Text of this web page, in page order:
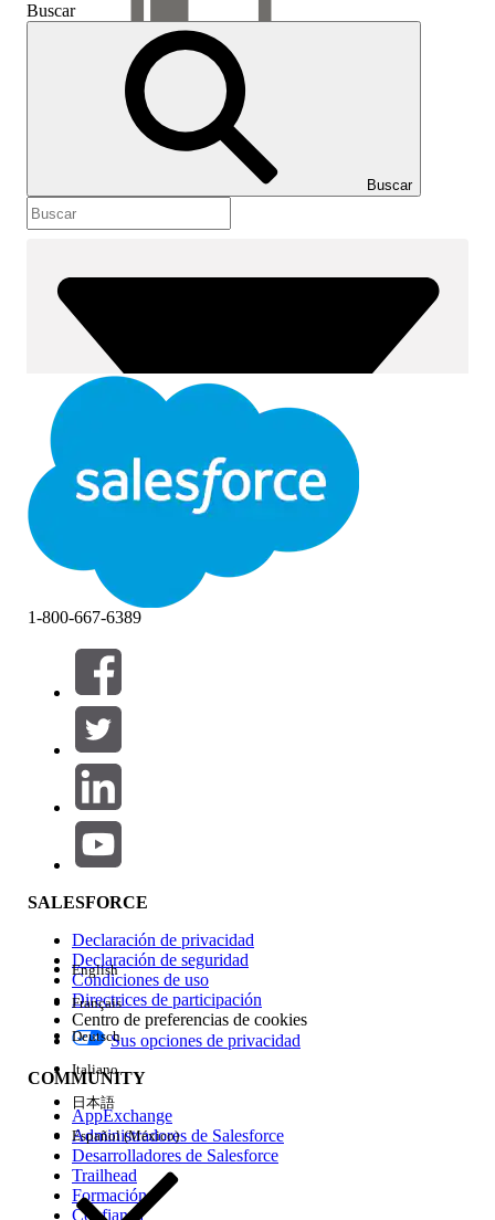
Mostrar índice de
materias
Índice de materias
Buscar
Buscar
Filtros (0)
SELECCIONAR FILTROS
Área de productos
Repercusión de función
Edición
Experiencia
1-800-667-6389
SALESFORCE
Declaración de privacidad
Declaración de seguridad
Condiciones de uso
Directrices de participación
Centro de preferencias de cookies
Sus opciones de privacidad
COMMUNITY
AppExchange
Administradores de Salesforce
Desarrolladores de Salesforce
Trailhead
Formación
Confianza
English
Français
Deutsch
Italiano
日本語
Español (México)